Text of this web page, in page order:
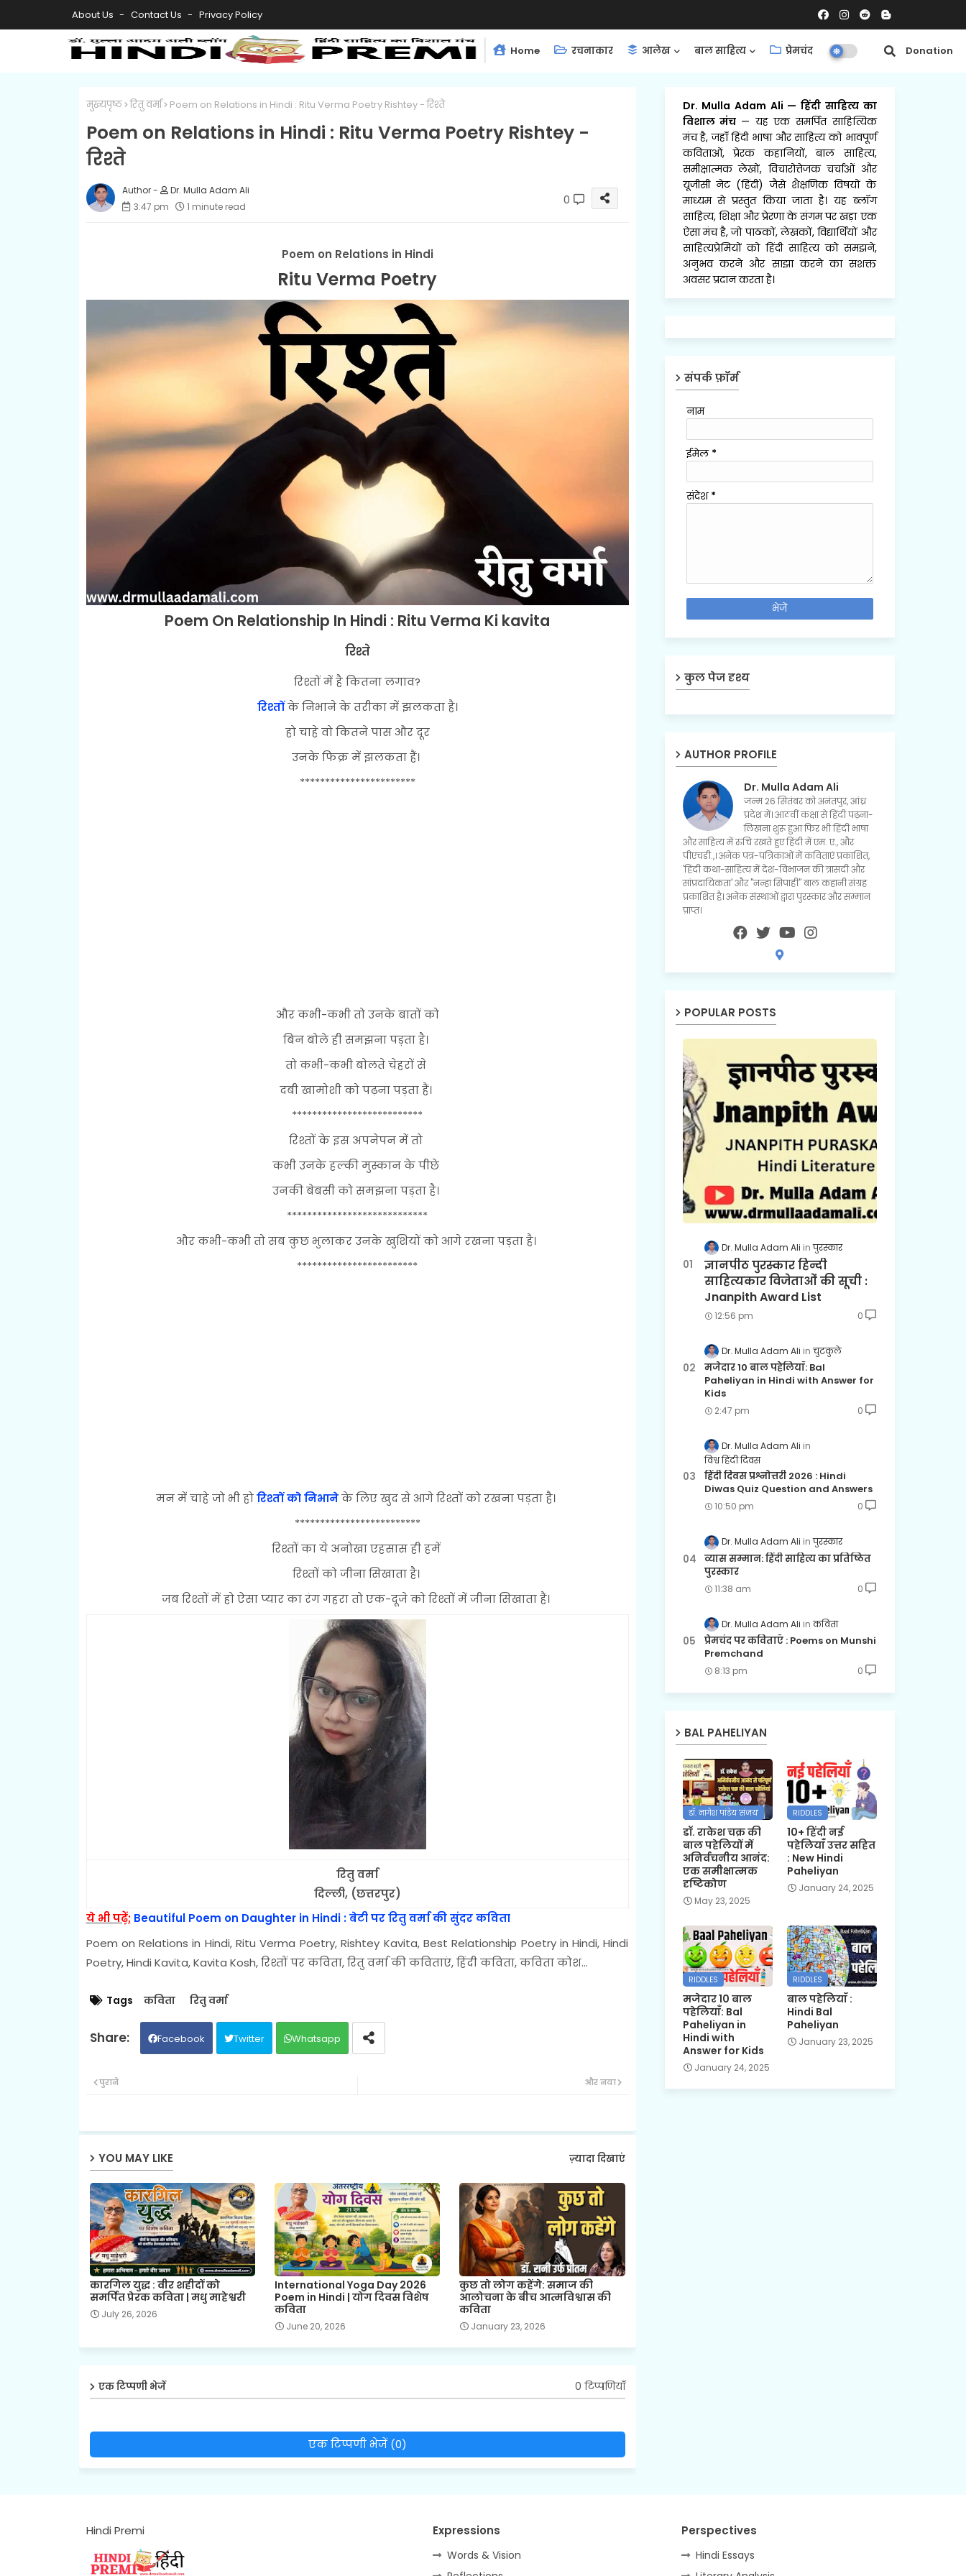
About Us Contact Us Privacy Policy
Home रचनाकार आलेख बाल साहित्य प्रेमचंद समीक्षाएँ Donation
मुख्यपृष्ठ रितु वर्मा Poem on Relations in Hindi : Ritu Verma Poetry Rishtey - रिश्ते
Poem on Relations in Hindi : Ritu Verma Poetry Rishtey -
रिश्ते
Dr. Mulla Adam Ali
3:47 pm
1 minute read 0
Poem on Relations in Hindi
Ritu Verma Poetry
Poem On Relationship In Hindi : Ritu Verma Ki kavita
रिश्ते
रिश्तों में है कितना लगाव?
रिश्तोंके निभाने के तरीका में झलकता है।
हो चाहे वो कितने पास और दूर
उनके फिक्र में झलकता हैं।
***********************
और कभी-कभी तो उनके बातों को
बिन बोले ही समझना पड़ता है।
तो कभी-कभी बोलते चेहरों से
दबी खामोशी को पढ़ना पड़ता हैं।
**************************
रिश्तों के इस अपनेपन में तो
कभी उनके हल्की मुस्कान के पीछे
उनकी बेबसी को समझना पड़ता है।
****************************
और कभी-कभी तो सब कुछ भुलाकर उनके खुशियों को आगे रखना पड़ता है।
************************
मन में चाहे जो भी होरिश्तों को निभानेके लिए खुद से आगे रिश्तों को रखना पड़ता है।
*************************
रिश्तों का ये अनोखा एहसास ही हमें
रिश्तों को जीना सिखाता है।
जब रिश्तों में हो ऐसा प्यार का रंग गहरा तो एक-दूजे को रिश्तों में जीना सिखाता हैं।
रितु वर्मा
दिल्ली, (छत्तरपुर)
ये भी पढ़ें; Beautiful Poem on Daughter in Hindi : बेटी पर रितु वर्मा की सुंदर कविता
Poem on Relations in Hindi, Ritu Verma Poetry, Rishtey Kavita, Best Relationship Poetry in Hindi, Hindi
Poetry, Hindi Kavita, Kavita Kosh, रिश्तों पर कविता, रितु वर्मा की कविताएं, हिंदी कविता, कविता कोश...
Tags कविता रितु वर्मा
Facebook Twitter Whatsapp
और नया
पुराने
YOU MAY LIKE ज़्यादा दिखाएं
कारगिल युद्ध : वीर शहीदों को
समर्पित प्रेरक कविता | मधु माहेश्वरी
July 26, 2026
International Yoga Day 2026
Poem in Hindi | योग दिवस विशेष
कविता
June 20, 2026
कुछ तो लोग कहेंगे: समाज की
आलोचना के बीच आत्मविश्वास की
कविता
January 23, 2026
एक टिप्पणी भेजें 0 टिप्पणियाँ
एक टिप्पणी भेजें (0)
Dr. Mulla Adam Ali —हिंदी साहित्य का
विशाल मंच — यह एक समर्पित साहित्यिक
मंच है, जहाँ हिंदी भाषा और साहित्य को भावपूर्ण
कविताओं, प्रेरक कहानियों, बाल साहित्य,
समीक्षात्मक लेखों, विचारोत्तेजक चर्चाओं और
यूजीसी नेट (हिंदी) जैसे शैक्षणिक विषयों के
माध्यम से प्रस्तुत किया जाता है। यह ब्लॉग
साहित्य, शिक्षा और प्रेरणा के संगम पर खड़ा एक
ऐसा मंच है, जो पाठकों, लेखकों, विद्यार्थियों और
साहित्यप्रेमियों को हिंदी साहित्य को समझने,
अनुभव करने और साझा करने का सशक्त
अवसर प्रदान करता है।
संपर्क फ़ॉर्म
नाम
ईमेल *
संदेश *
कुल पेज दृश्य
AUTHOR PROFILE
Dr. Mulla Adam Ali
जन्म 26 सितंबर को अनंतपुर, आंध्र
प्रदेश में। आठवीं कक्षा से हिंदी पढ़ना-
लिखना शुरू हुआ फिर भी हिंदी भाषा
और साहित्य में रुचि रखते हुए हिंदी में एम. ए., और
पीएचडी.,। अनेक पत्र-पत्रिकाओं में कविताएं प्रकाशित,
'हिंदी कथा-साहित्य में देश-विभाजन की त्रासदी और
सांप्रदायिकता' और "नन्हा सिपाही" बाल कहानी संग्रह
प्रकाशित है। अनेक संस्थाओं द्वारा पुरस्कार और सम्मान
प्राप्त।
POPULAR POSTS
Dr. Mulla Adam Ali पुरस्कार
ज्ञानपीठ पुरस्कार हिन्दी
साहित्यकार विजेताओं की सूची :
Jnanpith Award List
12:56 pm 0
Dr. Mulla Adam Ali चुटकुले
मजेदार 10 बाल पहेलियाँ: Bal
Paheliyan in Hindi with Answer for
Kids
2:47 pm 0
Dr. Mulla Adam Ali
विश्व हिंदी दिवस
हिंदी दिवस प्रश्नोत्तरी 2026 : Hindi
Diwas Quiz Question and Answers
10:50 pm 0
Dr. Mulla Adam Ali पुरस्कार
व्यास सम्मान: हिंदी साहित्य का प्रतिष्ठित
पुरस्कार
11:38 am 0
Dr. Mulla Adam Ali कविता
प्रेमचंद पर कविताएँ : Poems on Munshi
Premchand
8:13 pm 0
BAL PAHELIYAN
डॉ. नागेश पांडेय 'संजय'
डॉ. राकेश चक्र की
बाल पहेलियों में
अनिर्वचनीय आनंद:
एक समीक्षात्मक
दृष्टिकोण
May 23, 2025
RIDDLES
10+ हिंदी नई
पहेलियाँ उत्तर सहित
: New Hindi
Paheliyan
January 24, 2025
RIDDLES
मजेदार 10 बाल
पहेलियाँ: Bal
Paheliyan in
Hindi with
Answer for Kids
January 24, 2025
RIDDLES
बाल पहेलियाँ :
Hindi Bal
Paheliyan
January 23, 2025
Hindi Premi Expressions
Words & Vision
Perspectives
Hindi Essays